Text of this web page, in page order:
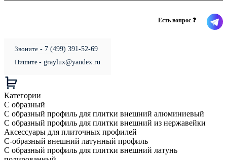
Есть вопрос ❓
Звоните - 7 (499) 391-52-69
Пишите - graylux@yandex.ru
Категории
С образный
С образный профиль для плитки внешний алюминиевый
С образный профиль для плитки внешний из нержавейки
Аксессуары для плиточных профилей
С-образный внешний латунный профиль
С образный профиль для плитки внешний латунь